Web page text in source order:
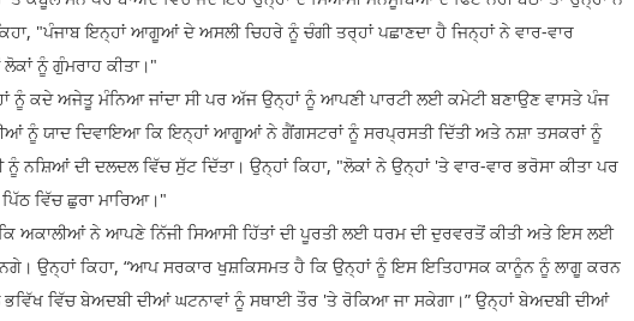
"ਪੰਜਾਬ ਇਨ੍ਹਾਂ ਆਗੂਆਂ ਦੇ ਅਸਲੀ ਚਿਹਰੇ ਨੂੰ ਚੰਗੀ ਤਰ੍ਹਾਂ ਪਛਾਣਦਾ ਹੈ ਜਿਨ੍ਹਾਂ ਨੇ ਵਾਰ-ਵਾਰ
ਨੂੰ ਗੁੰਮਰਾਹ ਕੀਤਾ।"
ਨੂੰ ਕਦੇ ਅਜੇਤੂ ਮੰਨਿਆ ਜਾਂਦਾ ਸੀ ਪਰ ਅੱਜ ਉਨ੍ਹਾਂ ਨੂੰ ਆਪਣੀ ਪਾਰਟੀ ਲਈ ਕਮੇਟੀ ਬਣਾਉਣ ਵਾਸਤੇ ਪੰਜ
ਨੂੰ ਯਾਦ ਦਿਵਾਇਆ ਕਿ ਇਨ੍ਹਾਂ ਆਗੂਆਂ ਨੇ ਗੈਂਗਸਟਰਾਂ ਨੂੰ ਸਰਪ੍ਰਸਤੀ ਦਿੱਤੀ ਅਤੇ ਨਸ਼ਾ ਤਸਕਰਾਂ ਨੂੰ
ਨੂੰ ਨਸ਼ਿਆਂ ਦੀ ਦਲਦਲ ਵਿੱਚ ਸੁੱਟ ਦਿੱਤਾ। ਉਨ੍ਹਾਂ ਕਿਹਾ, "ਲੋਕਾਂ ਨੇ ਉਨ੍ਹਾਂ 'ਤੇ ਵਾਰ-ਵਾਰ ਭਰੋਸਾ ਕੀਤਾ ਪਰ
ਵਿੱਚ ਛੁਰਾ ਮਾਰਿਆ।"
ਅਕਾਲੀਆਂ ਨੇ ਆਪਣੇ ਨਿੱਜੀ ਸਿਆਸੀ ਹਿੱਤਾਂ ਦੀ ਪੂਰਤੀ ਲਈ ਧਰਮ ਦੀ ਦੁਰਵਰਤੋਂ ਕੀਤੀ ਅਤੇ ਇਸ ਲਈ
ਉਨ੍ਹਾਂ ਕਿਹਾ, “ਆਪ ਸਰਕਾਰ ਖੁਸ਼ਕਿਸਮਤ ਹੈ ਕਿ ਉਨ੍ਹਾਂ ਨੂੰ ਇਸ ਇਤਿਹਾਸਕ ਕਾਨੂੰਨ ਨੂੰ ਲਾਗੂ ਕਰਨ
ਵਿੱਚ ਬੇਅਦਬੀ ਦੀਆਂ ਘਟਨਾਵਾਂ ਨੂੰ ਸਥਾਈ ਤੌਰ 'ਤੇ ਰੋਕਿਆ ਜਾ ਸਕੇਗਾ।” ਉਨ੍ਹਾਂ ਬੇਅਦਬੀ ਦੀਆਂ